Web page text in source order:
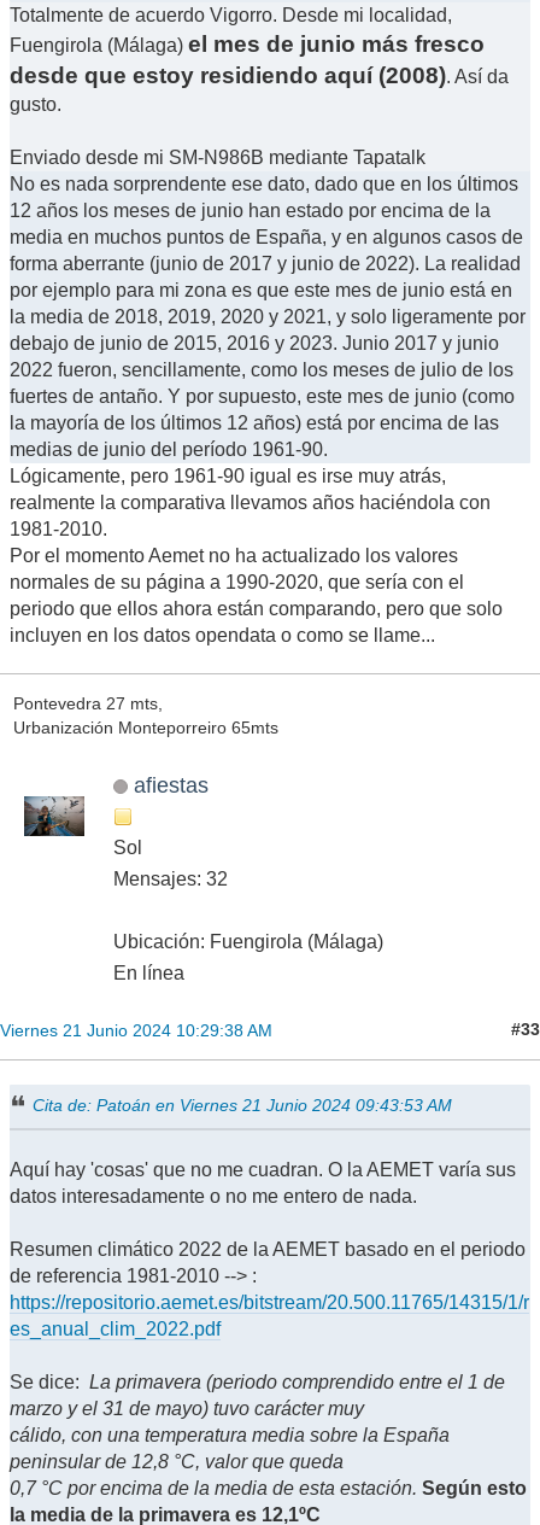
Totalmente de acuerdo Vigorro. Desde mi localidad,
Fuengirola (Málaga) el mes de junio más fresco
desde que estoy residiendo aquí (2008). Así da
gusto.
Enviado desde mi SM-N986B mediante Tapatalk
No es nada sorprendente ese dato, dado que en los últimos
12 años los meses de junio han estado por encima de la
media en muchos puntos de España, y en algunos casos de
forma aberrante (junio de 2017 y junio de 2022). La realidad
por ejemplo para mi zona es que este mes de junio está en
la media de 2018, 2019, 2020 y 2021, y solo ligeramente por
debajo de junio de 2015, 2016 y 2023. Junio 2017 y junio
2022 fueron, sencillamente, como los meses de julio de los
fuertes de antaño. Y por supuesto, este mes de junio (como
la mayoría de los últimos 12 años) está por encima de las
medias de junio del período 1961-90.
Lógicamente, pero 1961-90 igual es irse muy atrás,
realmente la comparativa llevamos años haciéndola con
1981-2010.
Por el momento Aemet no ha actualizado los valores
normales de su página a 1990-2020, que sería con el
periodo que ellos ahora están comparando, pero que solo
incluyen en los datos opendata o como se llame...
Pontevedra 27 mts,
Urbanización Monteporreiro 65mts
afiestas
Sol
Mensajes: 32
Ubicación: Fuengirola (Málaga)
En línea
Viernes 21 Junio 2024 10:29:38 AM #33
Cita de: Patoán en Viernes 21 Junio 2024 09:43:53 AM
Aquí hay 'cosas' que no me cuadran. O la AEMET varía sus
datos interesadamente o no me entero de nada.
Resumen climático 2022 de la AEMET basado en el periodo
de referencia 1981-2010 --> :
https://repositorio.aemet.es/bitstream/20.500.11765/14315/1/r
es_anual_clim_2022.pdf
Se dice: La primavera (periodo comprendido entre el 1 de
marzo y el 31 de mayo) tuvo carácter muy
cálido, con una temperatura media sobre la España
peninsular de 12,8 °C, valor que queda
0,7 °C por encima de la media de esta estación. Según esto
la media de la primavera es 12,1ºC